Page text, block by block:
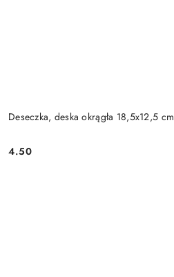
Deseczka, deska okrągła 18,5x12,5 cm
Cena:
4.50